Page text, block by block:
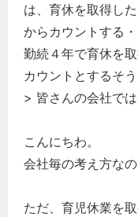
は、育休を取得し
からカウントする
勤続４年で育休を
カウントとするそう
> 皆さんの会社で
こんにちわ。
会社毎の考え方な
ただ、育児休業を